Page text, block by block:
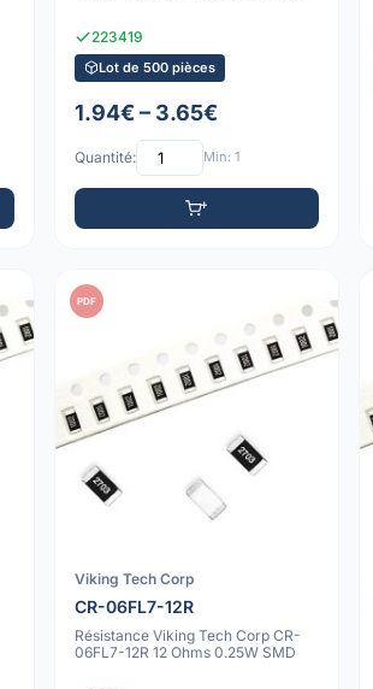
223419
Lot de 500 pièces
1.94€ – 3.65€
Quantité: Min: 1
PDF
Viking Tech Corp
CR-06FL7-12R
Résistance Viking Tech Corp CR-
06FL7-12R 12 Ohms 0.25W SMD